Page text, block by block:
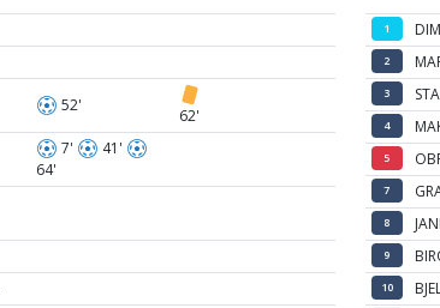
52'
62'
7'
41'
64'
1
2
3
4
5
7
8
9
10